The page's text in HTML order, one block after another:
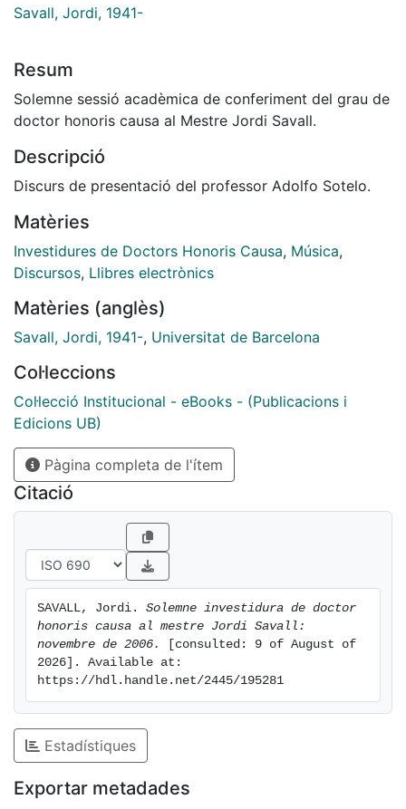
Savall, Jordi, 1941-
Resum
Solemne sessió acadèmica de conferiment del grau de
doctor honoris causa al Mestre Jordi Savall.
Descripció
Discurs de presentació del professor Adolfo Sotelo.
Matèries
Investidures de Doctors Honoris Causa, Música,
Discursos, Llibres electrònics
Matèries (anglès)
Savall, Jordi, 1941-, Universitat de Barcelona
Col·leccions
Col·lecció Institucional - eBooks - (Publicacions i
Edicions UB)
Pàgina completa de l'ítem
Citació
SAVALL, Jordi. Solemne investidura de doctor
honoris causa al mestre Jordi Savall:
novembre de 2006.
[consulted: 9 of August of
2026]. Available at:
https://hdl.handle.net/2445/195281
Estadístiques
Exportar metadades